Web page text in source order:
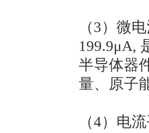
（3）微
199.9μA,
半导体器
量、原子
（4）电